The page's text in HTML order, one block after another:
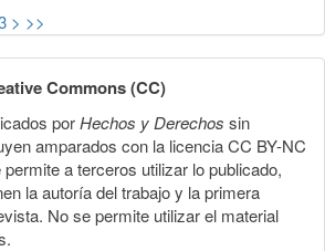
> >>
Commons (CC)
porHechos y Derechos sin
amparados con la licencia CC BY-NC
a terceros utilizar lo publicado,
la autoría del trabajo y la primera
No se permite utilizar el material